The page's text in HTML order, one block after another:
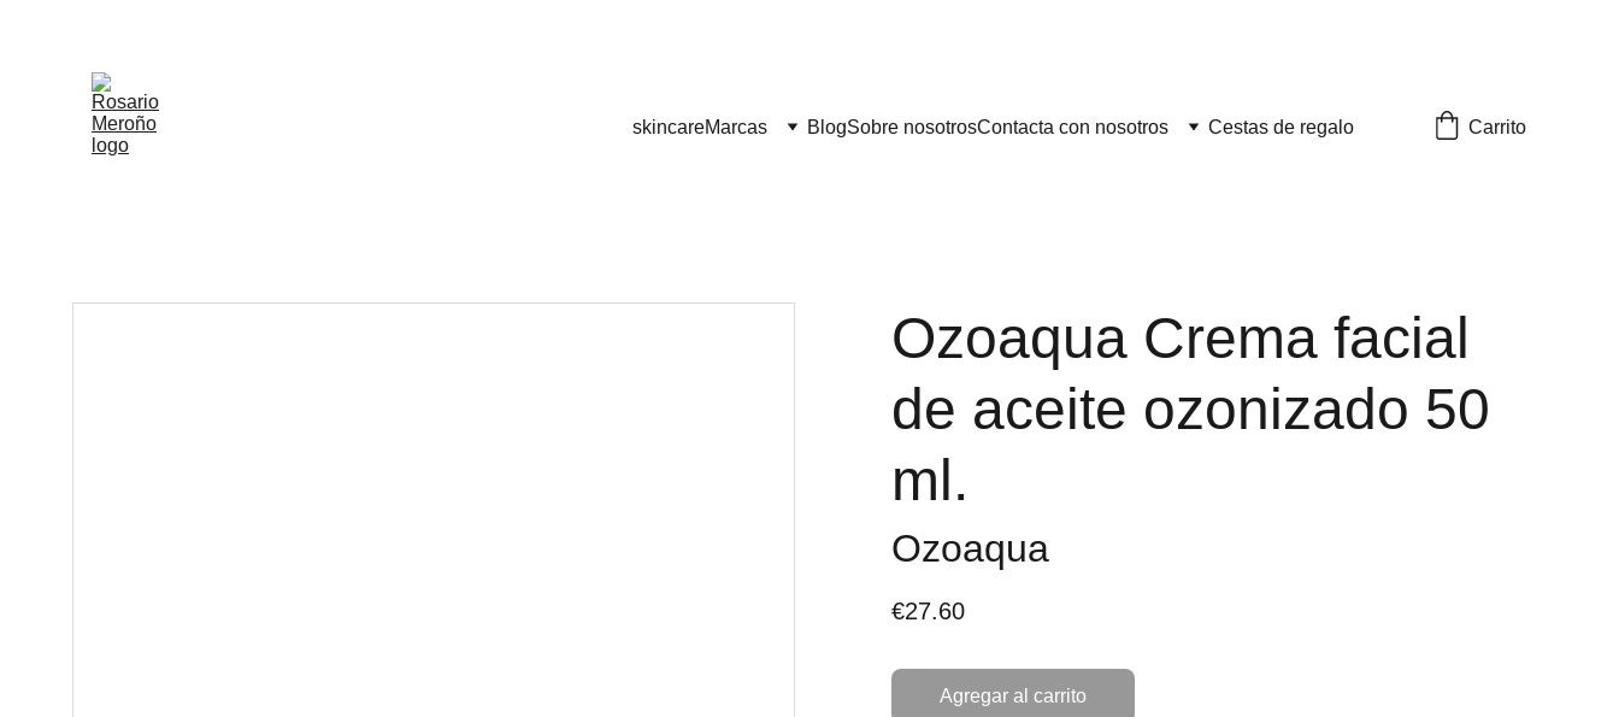
skincareMarcas BlogSobre nosotrosContacta con nosotros Cestas de regalo Carrito
Ozoaqua Crema facial
de aceite ozonizado 50
ml.
Ozoaqua
€27.60
Agregar al carrito